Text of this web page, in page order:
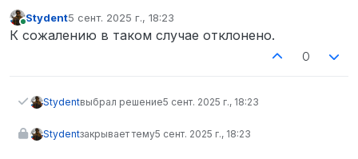
Stydent5 сент. 2025 г., 18:23
отредактировано
К сожалению в таком случае отклонено.
0
Stydentвыбрал решение5 сент. 2025 г., 18:23
Stydentзакрывает тему5 сент. 2025 г., 18:23